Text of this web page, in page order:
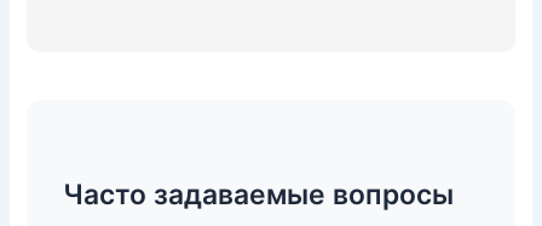
Часто задаваемые вопросы